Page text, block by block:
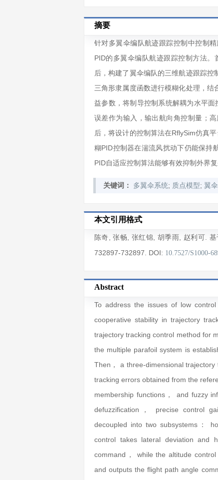
摘要
针对多翼伞编队航迹跟踪控制中控制
PID的多翼伞编队航迹跟踪控制方法
后，构建了翼伞编队的三维航迹跟踪
三角形隶属度函数进行模糊化处理，
益参数，将制导控制系统解耦为水平
误差作为输入，输出航向角控制量；
后，将设计的控制算法在RflySim仿真
糊PID控制器在湍流风扰动下仍能保持
PID自适应控制算法能够有效抑制外界
关键词： 多翼伞系统; 质点模型; 翼
本文引用格式
陈奇 ,张畅 张红锦 胡季雨 赵利可 .
732897-732897 DOI: 10.7527/S1000-
Abstract
To address the issues of low
cooperative stability in trajectory
trajectory tracking control method for
the multiple parafoil system is
Then， a three-dimensional
tracking errors obtained from the
membership functions， and fuzzy
defuzzification， precise control
decoupled into two subsystems：
control takes lateral deviation and
command， while the altitude
and outputs the flight path angle